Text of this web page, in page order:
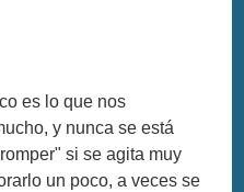
es lo que nos
y nunca se está
si se agita muy
un poco, a veces se